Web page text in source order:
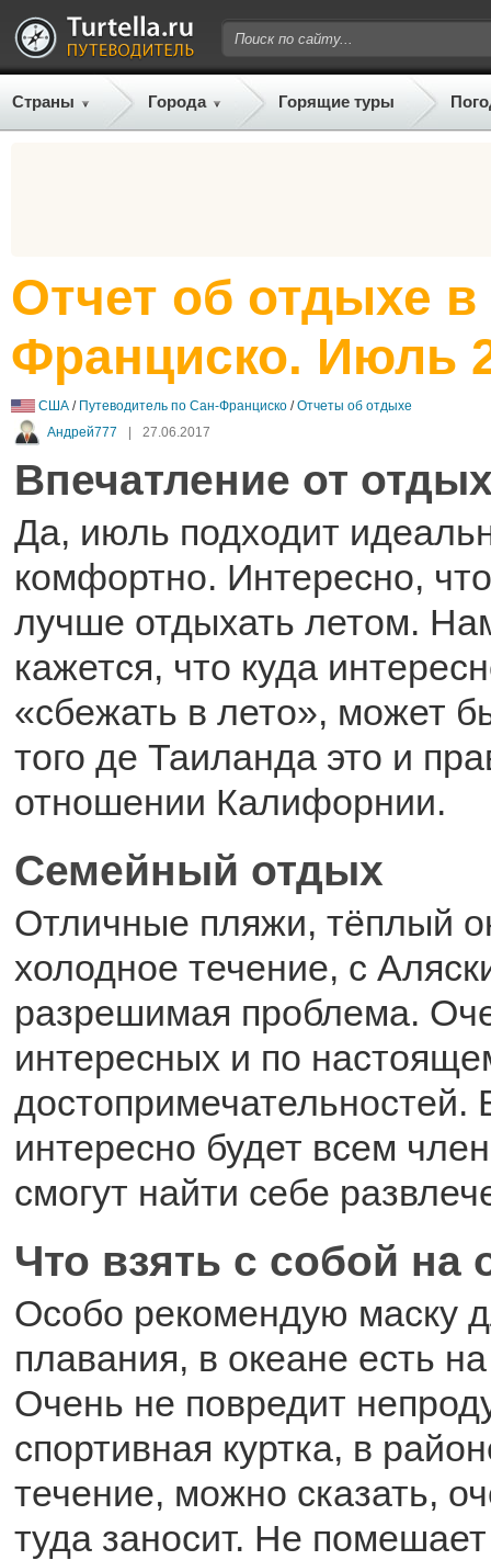
Страны Города Горящие туры
Отчет об отдыхе
Франциско. Июль
США / Путеводитель по Сан-Франциско /Отчеты об отдыхе
Андрей777
| 27.06.2017
Впечатление от
Да, июль подходит
комфортно. Интересно,
лучше отдыхать летом.
кажется, что куда
«сбежать в лето», может
того де Таиланда это и
отношении Калифорнии.
Семейный отдых
Отличные пляжи, тёплый
холодное течение, с
разрешимая проблема.
интересных и по
интересно будет всем
смогут найти себе
Что взять с собой на
Особо рекомендую маску
плавания, в океане есть
Очень не повредит
спортивная куртка, в
течение, можно сказать,
туда заносит. Не